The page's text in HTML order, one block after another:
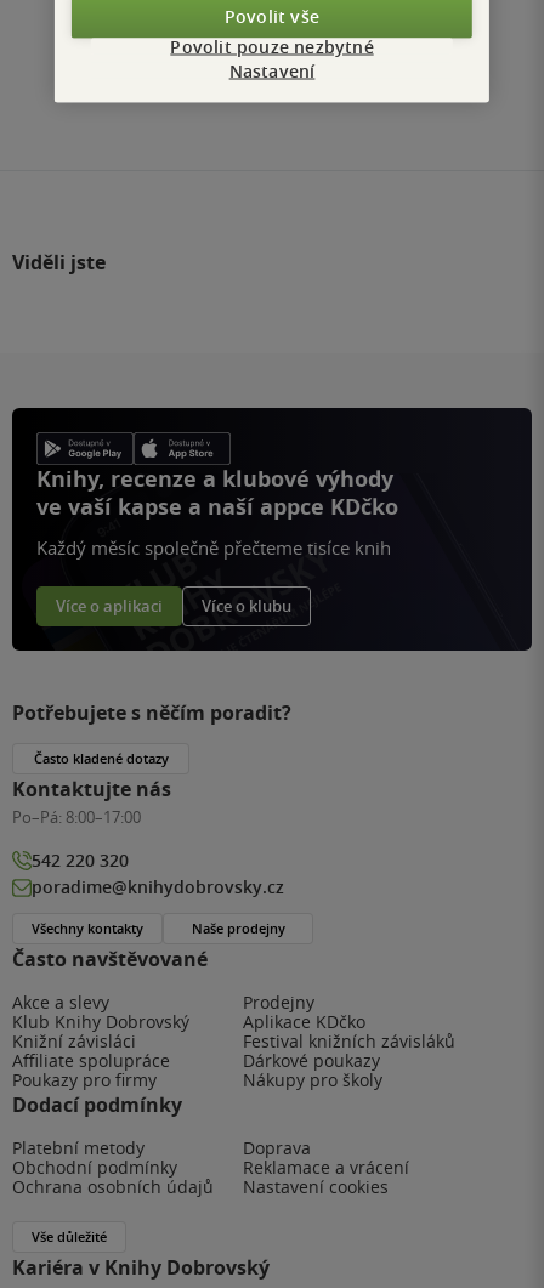
Nahoru
Zobrazeno 3 z 3
1
Přejít
na
/ 1
Viděli jste
Knihy, recenze a klubové výhody
ve vaší kapse a naší appce KDčko
Každý měsíc společně přečteme tisíce knih
Více o aplikaci Více o klubu
Často navštěvované
Akce a slevy
Prodejny
Klub Knihy Dobrovský
Aplikace KDčko
Knižní závisláci
Festival knižních závisláků
Affiliate spolupráce
Dárkové poukazy
Poukazy pro firmy
Nákupy pro školy
Dodací podmínky
Platební metody
Doprava
Obchodní podmínky
Reklamace a vrácení
Ochrana osobních údajů
Nastavení cookies
Vše důležité
Kariéra v Knihy Dobrovský
Potřebujete s něčím poradit?
Často kladené dotazy
Kontaktujte nás
Po–Pá: 8:00–17:00
542 220 320
poradime@knihydobrovsky.cz
Všechny kontakty Naše prodejny
Povolit vše
Povolit pouze nezbytné
Nastavení